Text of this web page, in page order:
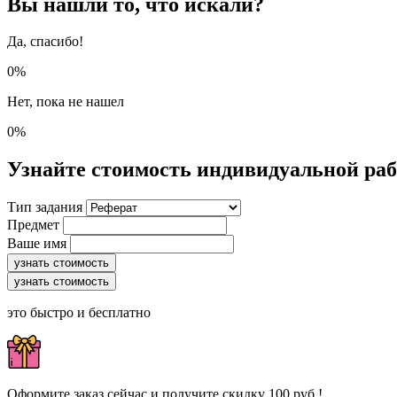
Да, спасибо!
0%
Нет, пока не нашел
0%
Узнайте стоимость индивидуальной
Тип задания
Предмет
Ваше имя
узнать стоимость
узнать стоимость
это быстро и бесплатно